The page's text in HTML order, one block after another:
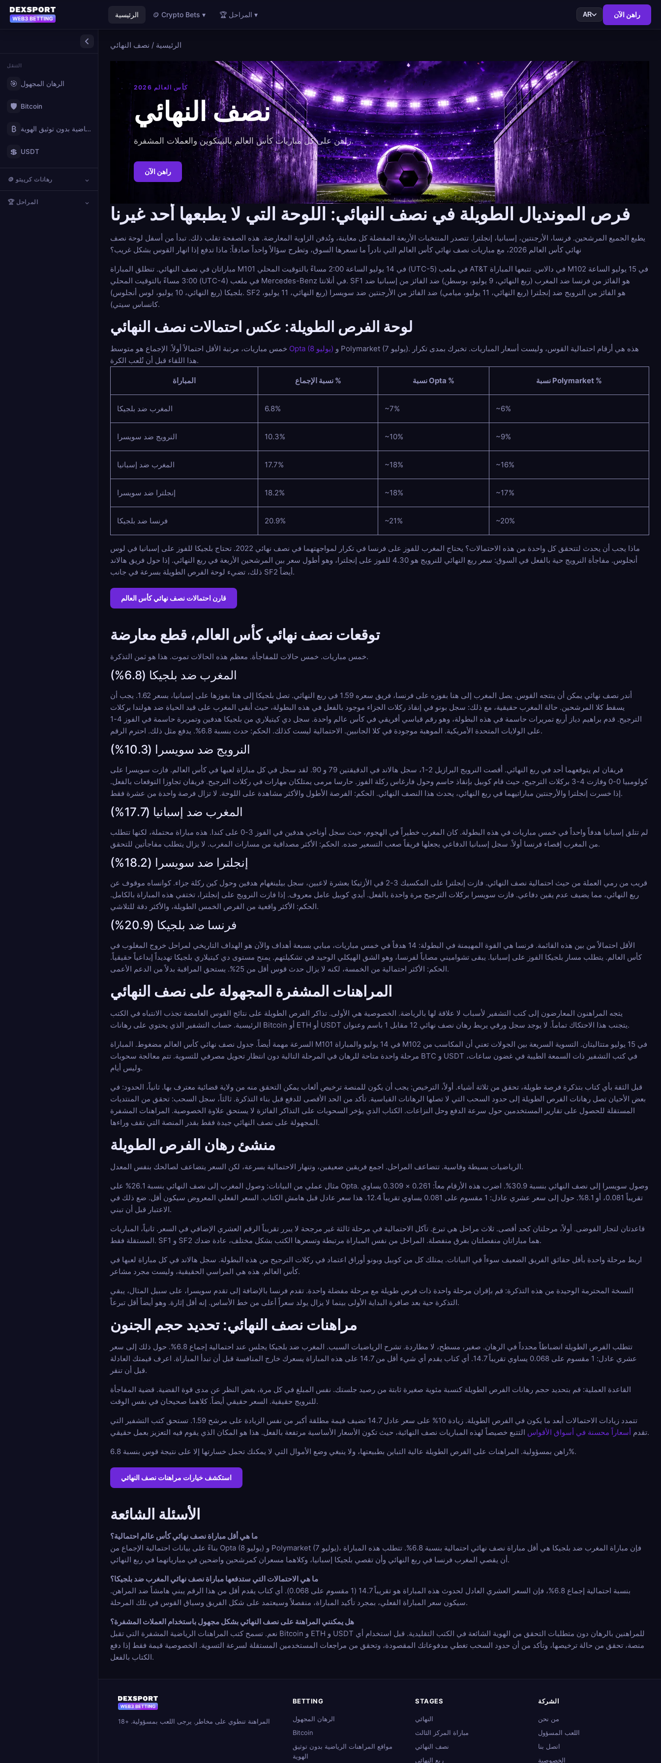
الرئيسية 🪙 Crypto Bets ▾ 🏆 المراحل ▾ AR راهن الآن
التنقل
🎯 الرهان المجهول
🛡️ Bitcoin
₿ مواقع المراهنات الرياضية بدون توثيق الهوية
💲 USDT
🪙 رهانات كريبتو
🏆 المراحل
الرئيسية / نصف النهائي
كأس العالم 2026
نصف النهائي
راهن على كل مباريات كأس العالم بالبيتكوين والعملات المشفرة.
راهن الآن
فرص المونديال الطويلة في نصف النهائي: اللوحة التي لا يطبعها أحد غيرنا
يطبع الجميع المرشحين. فرنسا، الأرجنتين، إسبانيا، إنجلترا. تتصدر المنتخبات الأربعة المفضلة كل معاينة، وتُدفن الزاوية المعارضة. هذه الصفحة تقلب ذلك. تبدأ من أسفل لوحة نصف
نهائي كأس العالم 2026، مع مباريات نصف نهائي كأس العالم التي نادراً ما تسعرها السوق، وتطرح سؤالاً واحداً صادقاً: ماذا تدفع إذا انهار القوس بشكل غريب؟
مباراتان في نصف النهائي. تنطلق المباراة M101 في 14 يوليو الساعة 2:00 مساءً بالتوقيت المحلي (UTC-5) في ملعب AT&T في دالاس. تتبعها المباراة M102 في 15 يوليو الساعة
3:00 مساءً بالتوقيت المحلي (UTC-4) في ملعب Mercedes-Benz في أتلانتا. SF1 هو الفائز من فرنسا ضد المغرب (ربع النهائي، 9 يوليو، بوسطن) ضد الفائز من إسبانيا ضد
بلجيكا (ربع النهائي، 10 يوليو، لوس أنجلوس). SF2 هو الفائز من النرويج ضد إنجلترا (ربع النهائي، 11 يوليو، ميامي) ضد الفائز من الأرجنتين ضد سويسرا (ربع النهائي، 11 يوليو،
كانساس سيتي).
لوحة الفرص الطويلة: عكس احتمالات نصف النهائي
Opta (8 يوليو)
هذا اللقاء قبل أن تُلعب الكرة.
المباراة نسبة الإجماع % نسبة Opta % نسبة Polymarket %
المغرب ضد بلجيكا 6.8% ~7% ~6%
النرويج ضد سويسرا 10.3% ~10% ~9%
المغرب ضد إسبانيا 17.7% ~18% ~16%
إنجلترا ضد سويسرا 18.2% ~18% ~17%
فرنسا ضد بلجيكا 20.9% ~21% ~20%
ماذا يجب أن يحدث لتتحقق كل واحدة من هذه الاحتمالات؟ يحتاج المغرب للفوز على فرنسا في تكرار لمواجهتهما في نصف نهائي 2022. تحتاج بلجيكا للفوز على إسبانيا في لوس
أنجلوس. مفاجأة النرويج حية بالفعل في السوق: سعر ربع النهائي للنرويج هو 4.30 للفوز على إنجلترا، وهو أطول سعر بين المرشحين الأربعة في ربع النهائي. إذا حول فريق هالاند
ذلك، تضيء لوحة الفرص الطويلة بسرعة في جانب SF2 أيضاً.
قارن احتمالات نصف نهائي كأس العالم
توقعات نصف نهائي كأس العالم، قطع معارضة
خمس مباريات. خمس حالات للمفاجأة. معظم هذه الحالات تموت. هذا هو ثمن التذكرة.
المغرب ضد بلجيكا (6.8%)
أندر نصف نهائي يمكن أن ينتجه القوس. يصل المغرب إلى هنا بفوزه على فرنسا، فريق سعره 1.59 في ربع النهائي. تصل بلجيكا إلى هنا بفوزها على إسبانيا، بسعر 1.62. يجب أن
يسقط كلا المرشحين. حالة المغرب حقيقية، مع ذلك: سجل بونو في إنقاذ ركلات الجزاء موجود بالفعل في هذه البطولة، حيث أبقى المغرب على قيد الحياة ضد هولندا بركلات
الترجيح. قدم براهيم دياز أربع تمريرات حاسمة في هذه البطولة، وهو رقم قياسي أفريقي في كأس عالم واحدة. سجل دي كيتيلاري من بلجيكا هدفين وتمريرة حاسمة في الفوز 4-1
على الولايات المتحدة الأمريكية. الموهبة موجودة في كلا الجانبين. الاحتمالية ليست كذلك. الحكم: حدث بنسبة 6.8%. يدفع مثل ذلك. احترم الرقم.
النرويج ضد سويسرا (10.3%)
فريقان لم يتوقعهما أحد في ربع النهائي. أقصت النرويج البرازيل 2-1، سجل هالاند في الدقيقتين 79 و 90. لقد سجل في كل مباراة لعبها في كأس العالم. فازت سويسرا على
كولومبيا 0-0 وفازت 4-3 بركلات الترجيح، حيث قام كوبيل بإنقاذ حاسم وحول فارغاس ركلة الفوز. حارسا مرمى يمتلكان مهارات في ركلات الترجيح. فريقان تجاوزا التوقعات بالفعل.
إذا خسرت إنجلترا والأرجنتين مباراتيهما في ربع النهائي، يحدث هذا النصف النهائي. الحكم: الفرصة الأطول والأكثر مشاهدة على اللوحة. لا تزال فرصة واحدة من عشرة فقط.
المغرب ضد إسبانيا (17.7%)
لم تتلق إسبانيا هدفاً واحداً في خمس مباريات في هذه البطولة. كان المغرب خطيراً في الهجوم، حيث سجل أوناحي هدفين في الفوز 3-0 على كندا. هذه مباراة محتملة، لكنها تتطلب
من المغرب إقصاء فرنسا أولاً. سجل إسبانيا الدفاعي يجعلها فريقاً صعب التسعير ضده. الحكم: الأكثر مصداقية من مسارات المغرب. لا يزال يتطلب مفاجأتين للتحقق.
إنجلترا ضد سويسرا (18.2%)
قريب من رمي العملة من حيث احتمالية نصف النهائي. فازت إنجلترا على المكسيك 3-2 في الأزتيكا بعشرة لاعبين، سجل بيلينغهام هدفين وحول كين ركلة جزاء. كوانساه موقوف عن
ربع النهائي، مما يضيف عدم يقين دفاعي. فازت سويسرا بركلات الترجيح مرة واحدة بالفعل. أيدي كوبيل عامل معروف. إذا فازت النرويج على إنجلترا، تختفي هذه المباراة بالكامل.
الحكم: الأكثر واقعية من الفرص الخمس الطويلة، والأكثر دقة للتلاشي.
فرنسا ضد بلجيكا (20.9%)
الأقل احتمالاً من بين هذه القائمة. فرنسا هي القوة المهيمنة في البطولة: 14 هدفاً في خمس مباريات، مبابي بسبعة أهداف والآن هو الهداف التاريخي لمراحل خروج المغلوب في
كأس العالم. يتطلب مسار بلجيكا الفوز على إسبانيا. يبقى تشواميني مصاباً لفرنسا، وهو الشق الهيكلي الوحيد في تشكيلتهم. يمنح مستوى دي كيتيلاري بلجيكا تهديداً إبداعياً حقيقياً.
الحكم: الأكثر احتمالية من الخمسة، لكنه لا يزال حدث قوس أقل من 25%. يستحق المراقبة بدلاً من الدعم الأعمى.
المراهنات المشفرة المجهولة على نصف النهائي
يتجه المراهنون المعارضون إلى كتب التشفير لأسباب لا علاقة لها بالرياضة. الخصوصية هي الأولى. تذاكر الفرص الطويلة على نتائج القوس الغامضة تجذب الانتباه في الكتب
الرئيسية. حساب التشفير الذي يحتوي على رهانات Bitcoin أو ETH أو USDT يتجنب هذا الاحتكاك تماماً. لا يوجد سجل ورقي يربط رهان نصف نهائي 12 مقابل 1 باسم وعنوان.
السرعة مهمة أيضاً. جدول نصف نهائي كأس العالم مضغوط. المباراة M101 في 14 يوليو والمباراة M102 في 15 يوليو متتاليتان. التسوية السريعة بين الجولات تعني أن المكاسب من
مرحلة واحدة متاحة للرهان في المرحلة التالية دون انتظار تحويل مصرفي للتسوية. تتم معالجة سحوبات BTC و USDT في كتب التشفير ذات السمعة الطيبة في غضون ساعات،
وليس أيام.
قبل الثقة بأي كتاب بتذكرة فرصة طويلة، تحقق من ثلاثة أشياء. أولاً، الترخيص: يجب أن يكون للمنصة ترخيص ألعاب يمكن التحقق منه من ولاية قضائية معترف بها. ثانياً، الحدود: في
بعض الأحيان تصل رهانات الفرص الطويلة إلى حدود السحب التي لا تصلها الرهانات القياسية. تأكد من الحد الأقصى للدفع قبل بناء التذكرة. ثالثاً، سجل السحب: تحقق من المنتديات
المستقلة للحصول على تقارير المستخدمين حول سرعة الدفع وحل النزاعات. الكتاب الذي يؤخر السحوبات على التذاكر الفائزة لا يستحق علاوة الخصوصية. المراهنات المشفرة
المجهولة على نصف النهائي جيدة فقط بقدر المنصة التي تقف وراءها.
منشئ رهان الفرص الطويلة
الرياضيات بسيطة وقاسية. تتضاعف المراحل. اجمع فريقين ضعيفين، وتنهار الاحتمالية بسرعة، لكن السعر يتضاعف لصالحك بنفس المعدل.
مثال عملي من البيانات: وصول المغرب إلى نصف النهائي بنسبة 26.1% على Opta. وصول سويسرا إلى نصف النهائي بنسبة 30.9%. اضرب هذه الأرقام معاً: 0.261 × 0.309 يساوي
تقريباً 0.081، أو 8.1%. حول إلى سعر عشري عادل: 1 مقسوم على 0.081 يساوي تقريباً 12.4. هذا سعر عادل قبل هامش الكتاب. السعر الفعلي المعروض سيكون أقل. ضع ذلك في
الاعتبار قبل أن تبني.
قاعدتان لتجار الفوضى. أولاً، مرحلتان كحد أقصى. ثلاث مراحل هي تبرع. تآكل الاحتمالية في مرحلة ثالثة غير مرجحة لا يبرر تقريباً الرقم العشري الإضافي في السعر. ثانياً، المباريات
المستقلة فقط. SF1 و SF2 هما مباراتان منفصلتان بفرق منفصلة. المراحل من نفس المباراة مرتبطة وتسعرها الكتب بشكل مختلف، عادة ضدك.
اربط مرحلة واحدة بأقل حقائق الفريق الضعيف سوءاً في البيانات. يمتلك كل من كوبيل وبونو أوراق اعتماد في ركلات الترجيح من هذه البطولة. سجل هالاند في كل مباراة لعبها في
كأس العالم. هذه هي المراسي الحقيقية، وليست مجرد مشاعر.
النسخة المحترمة الوحيدة من هذه التذكرة: قم بإقران مرحلة واحدة ذات فرص طويلة مع مرحلة مفضلة واحدة. تقدم فرنسا بالإضافة إلى تقدم سويسرا، على سبيل المثال، يبقي
التذكرة حية بعد صافرة البداية الأولى بينما لا يزال يولد سعراً أعلى من خط الأساس. إنه أقل إثارة. وهو أيضاً أقل تبرعاً.
مراهنات نصف النهائي: تحديد حجم الجنون
تتطلب الفرص الطويلة انضباطاً محدداً في الرهان. صغير، مسطح، لا مطاردة. تشرح الرياضيات السبب. المغرب ضد بلجيكا يجلس عند احتمالية إجماع 6.8%. حول ذلك إلى سعر
عشري عادل: 1 مقسوم على 0.068 يساوي تقريباً 14.7. أي كتاب يقدم أي شيء أقل من 14.7 على هذه المباراة يسعرك خارج المنافسة قبل أن تبدأ المباراة. اعرف قيمتك العادلة
قبل أن تنقر.
القاعدة العملية: قم بتحديد حجم رهانات الفرص الطويلة كنسبة مئوية صغيرة ثابتة من رصيد جلستك. نفس المبلغ في كل مرة، بغض النظر عن مدى قوة القضية. قضية المفاجأة
للنرويج حقيقية. السعر حقيقي أيضاً. كلاهما صحيحان في نفس الوقت.
تتمدد زيادات الاحتمالات أبعد ما يكون في الفرص الطويلة. زيادة 10% على سعر عادل 14.7 تضيف قيمة مطلقة أكبر من نفس الزيادة على مرشح 1.59. تستحق كتب التشفير التي
تقدم أسعاراً محسنة في أسواق الأقواس التتبع خصيصاً لهذه المباريات نصف النهائية، حيث تكون الأسعار الأساسية مرتفعة بالفعل. هذا هو المكان الذي يقوم فيه التعزيز بعمل حقيقي.
راهن بمسؤولية. المراهنات على الفرص الطويلة عالية التباين بطبيعتها، ولا ينبغي وضع الأموال التي لا يمكنك تحمل خسارتها إلا على نتيجة قوس بنسبة 6.8%.
استكشف خيارات مراهنات نصف النهائي
الأسئلة الشائعة
ما هي أقل مباراة نصف نهائي كأس عالم احتمالية؟
بناءً على بيانات احتمالية الإجماع من Opta (8 يوليو) و Polymarket (7 يوليو)، فإن مباراة المغرب ضد بلجيكا هي أقل مباراة نصف نهائي احتمالية بنسبة 6.8%. تتطلب هذه المباراة
أن يقصي المغرب فرنسا في ربع النهائي وأن تقصي بلجيكا إسبانيا، وكلاهما مسعران كمرشحين واضحين في مبارياتهما في ربع النهائي.
ما هي الاحتمالات التي ستدفعها مباراة نصف نهائي المغرب ضد بلجيكا؟
بنسبة احتمالية إجماع 6.8%، فإن السعر العشري العادل لحدوث هذه المباراة هو تقريباً 14.7 (1 مقسوم على 0.068). أي كتاب يقدم أقل من هذا الرقم يبني هامشاً ضد المراهن.
سيكون سعر المباراة الفعلي، بمجرد تأكيد المباراة، منفصلاً وسيعتمد على شكل الفريق وسياق القوس في تلك المرحلة.
هل يمكنني المراهنة على نصف النهائي بشكل مجهول باستخدام العملات المشفرة؟
نعم. تسمح كتب المراهنات الرياضية المشفرة التي تقبل Bitcoin و ETH و USDT للمراهنين بالرهان دون متطلبات التحقق من الهوية الشائعة في الكتب التقليدية. قبل استخدام أي
منصة، تحقق من حالة ترخيصها، وتأكد من أن حدود السحب تغطي مدفوعاتك المقصودة، وتحقق من مراجعات المستخدمين المستقلة لسرعة التسوية. الخصوصية قيمة فقط إذا دفع
الكتاب بالفعل.
المراهنة تنطوي على مخاطر. يرجى اللعب بمسؤولية. +18
BETTING
الرهان المجهول
Bitcoin
مواقع المراهنات الرياضية بدون توثيق
الهوية
STAGES
النهائي
مباراة المركز الثالث
نصف النهائي
ربع النهائي
الشركة
من نحن
اللعب المسؤول
اتصل بنا
الخصوصية